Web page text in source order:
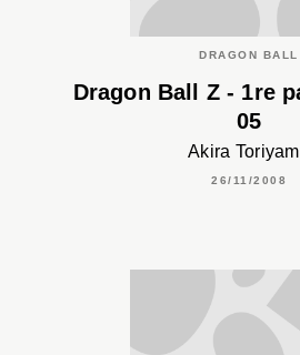
DRAGON BALL
Dragon Ball Z - 1re
05
Akira
26/11/2008